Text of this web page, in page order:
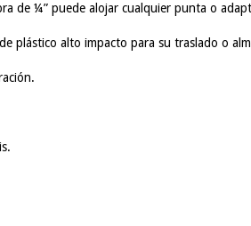
de ¼” puede alojar cualquier punta o
plástico alto impacto para su traslado o